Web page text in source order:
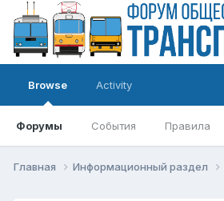
Browse
Форумы События Правила
Activity
Главная Информационный раздел